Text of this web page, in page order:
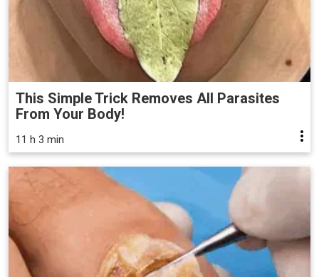
This Simple Trick Removes All Parasites
From Your Body!
11 h 3 min